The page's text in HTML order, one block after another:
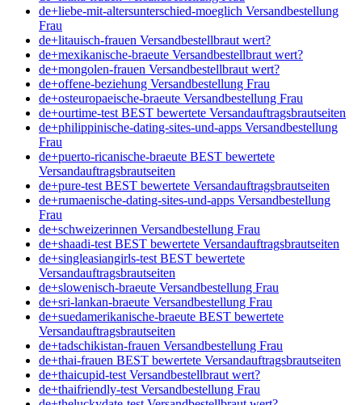
de+liebe-mit-altersunterschied-moeglich Versandbestellung
Frau
de+litauisch-frauen Versandbestellbraut wert?
de+mexikanische-braeute Versandbestellbraut wert?
de+mongolen-frauen Versandbestellbraut wert?
de+offene-beziehung Versandbestellung Frau
de+osteuropaeische-braeute Versandbestellung Frau
de+ourtime-test BEST bewertete Versandauftragsbrautseiten
de+philippinische-dating-sites-und-apps Versandbestellung
Frau
de+puerto-ricanische-braeute BEST bewertete
Versandauftragsbrautseiten
de+pure-test BEST bewertete Versandauftragsbrautseiten
de+rumaenische-dating-sites-und-apps Versandbestellung
Frau
de+schweizerinnen Versandbestellung Frau
de+shaadi-test BEST bewertete Versandauftragsbrautseiten
de+singleasiangirls-test BEST bewertete
Versandauftragsbrautseiten
de+slowenisch-braeute Versandbestellung Frau
de+sri-lankan-braeute Versandbestellung Frau
de+suedamerikanische-braeute BEST bewertete
Versandauftragsbrautseiten
de+tadschikistan-frauen Versandbestellung Frau
de+thai-frauen BEST bewertete Versandauftragsbrautseiten
de+thaicupid-test Versandbestellbraut wert?
de+thaifriendly-test Versandbestellung Frau